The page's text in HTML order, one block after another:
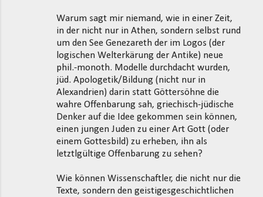
Warum sagt mir niemand, wie in einer Zeit,
in der nicht nur in Athen, sondern selbst rund
um den See Genezareth der im Logos (der
logischen Welterkärung der Antike) neue
phil.-monoth. Modelle durchdacht wurden,
jüd. Apologetik/Bildung (nicht nur in
Alexandrien) darin statt Göttersöhne die
wahre Offenbarung sah, griechisch-jüdische
Denker auf die Idee gekommen sein können,
einen jungen Juden zu einer Art Gott (oder
einem Gottesbild) zu erheben, ihn als
letztlgültige Offenbarung zu sehen?
Wie können Wissenschaftler, die nicht nur die
Texte, sondern den geistigesgeschichtlichen